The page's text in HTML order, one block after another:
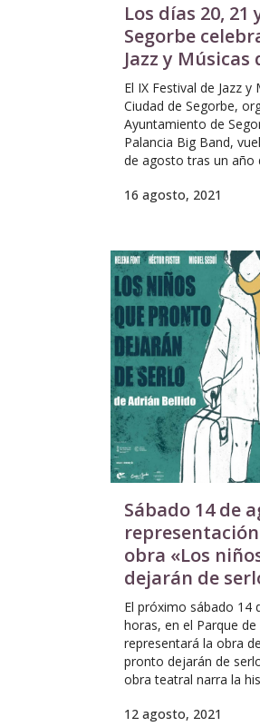
Los días 20, 21
Segorbe
Jazz y
El IX Festival de Jazz
Ciudad de Segorbe,
Ayuntamiento de
Palancia Big Band,
de agosto tras un año
16 agosto, 2021
Sábado 14 de
obra «Los
dejarán de
El próximo sábado 14
horas, en el Parque
representará la obra
pronto dejarán de
obra teatral narra la
12 agosto, 2021